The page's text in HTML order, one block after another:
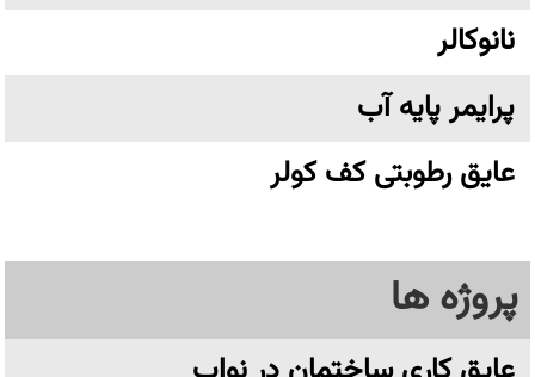
نانوکالر
پرایمر پایه آب
عایق رطوبتی کف کولر
پروژه ها